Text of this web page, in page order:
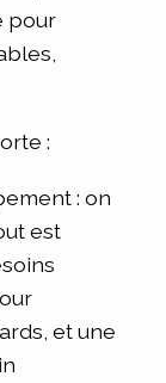
pour
:
: on
est
et une